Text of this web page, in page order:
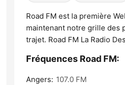
Road FM est la première
maintenant notre grille des
trajet. Road FM La Radio
Fréquences Road FM:
Angers: 107.0 FM